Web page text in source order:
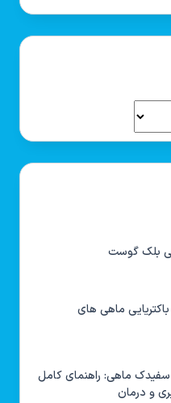
بلک گوست
ماهی های
ماهی: راهنمای کامل
و درمان